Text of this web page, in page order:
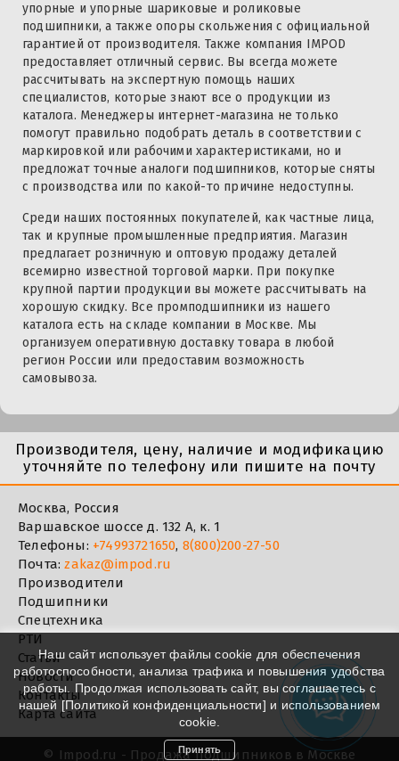
упорные и упорные шариковые и роликовые
подшипники, а также опоры скольжения с официальной
гарантией от производителя. Также компания IMPOD
предоставляет отличный сервис. Вы всегда можете
рассчитывать на экспертную помощь наших
специалистов, которые знают все о продукции из
каталога. Менеджеры интернет-магазина не только
помогут правильно подобрать деталь в соответствии с
маркировкой или рабочими характеристиками, но и
предложат точные аналоги подшипников, которые сняты
с производства или по какой-то причине недоступны.
Среди наших постоянных покупателей, как частные лица,
так и крупные промышленные предприятия. Магазин
предлагает розничную и оптовую продажу деталей
всемирно известной торговой марки. При покупке
крупной партии продукции вы можете рассчитывать на
хорошую скидку. Все промподшипники из нашего
каталога есть на складе компании в Москве. Мы
организуем оперативную доставку товара в любой
регион России или предоставим возможность
самовывоза.
Производителя, цену, наличие и модификацию
уточняйте по телефону или пишите на почту
Москва, Россия
Варшавское шоссе д. 132 А, к. 1
Телефоны: +74993721650, 8(800)200-27-50
Почта:zakaz@impod.ru
Производители
Подшипники
Спецтехника
РТИ
Статьи
Новости
Контакты
Карта сайта
© Impod.ru - Продажа подшипников в Москве
Наш сайт использует файлы cookie для обеспечения
работоспособности, анализа трафика и повышения удобства
работы. Продолжая использовать сайт, вы соглашаетесь с
нашей [Политикой конфиденциальности] и использованием
cookie.
Принять